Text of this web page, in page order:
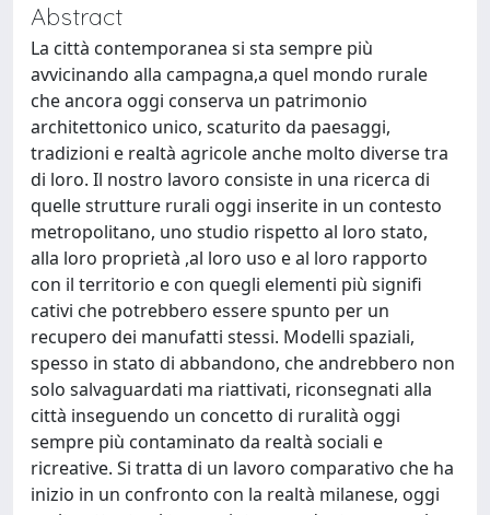
Abstract
La città contemporanea si sta sempre più
avvicinando alla campagna,a quel mondo rurale
che ancora oggi conserva un patrimonio
architettonico unico, scaturito da paesaggi,
tradizioni e realtà agricole anche molto diverse tra
di loro. Il nostro lavoro consiste in una ricerca di
quelle strutture rurali oggi inserite in un contesto
metropolitano, uno studio rispetto al loro stato,
alla loro proprietà ,al loro uso e al loro rapporto
con il territorio e con quegli elementi più signifi
cativi che potrebbero essere spunto per un
recupero dei manufatti stessi. Modelli spaziali,
spesso in stato di abbandono, che andrebbero non
solo salvaguardati ma riattivati, riconsegnati alla
città inseguendo un concetto di ruralità oggi
sempre più contaminato da realtà sociali e
ricreative. Si tratta di un lavoro comparativo che ha
inizio in un confronto con la realtà milanese, oggi